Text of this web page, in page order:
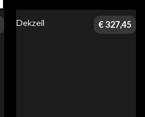
Dekzeil €327,45